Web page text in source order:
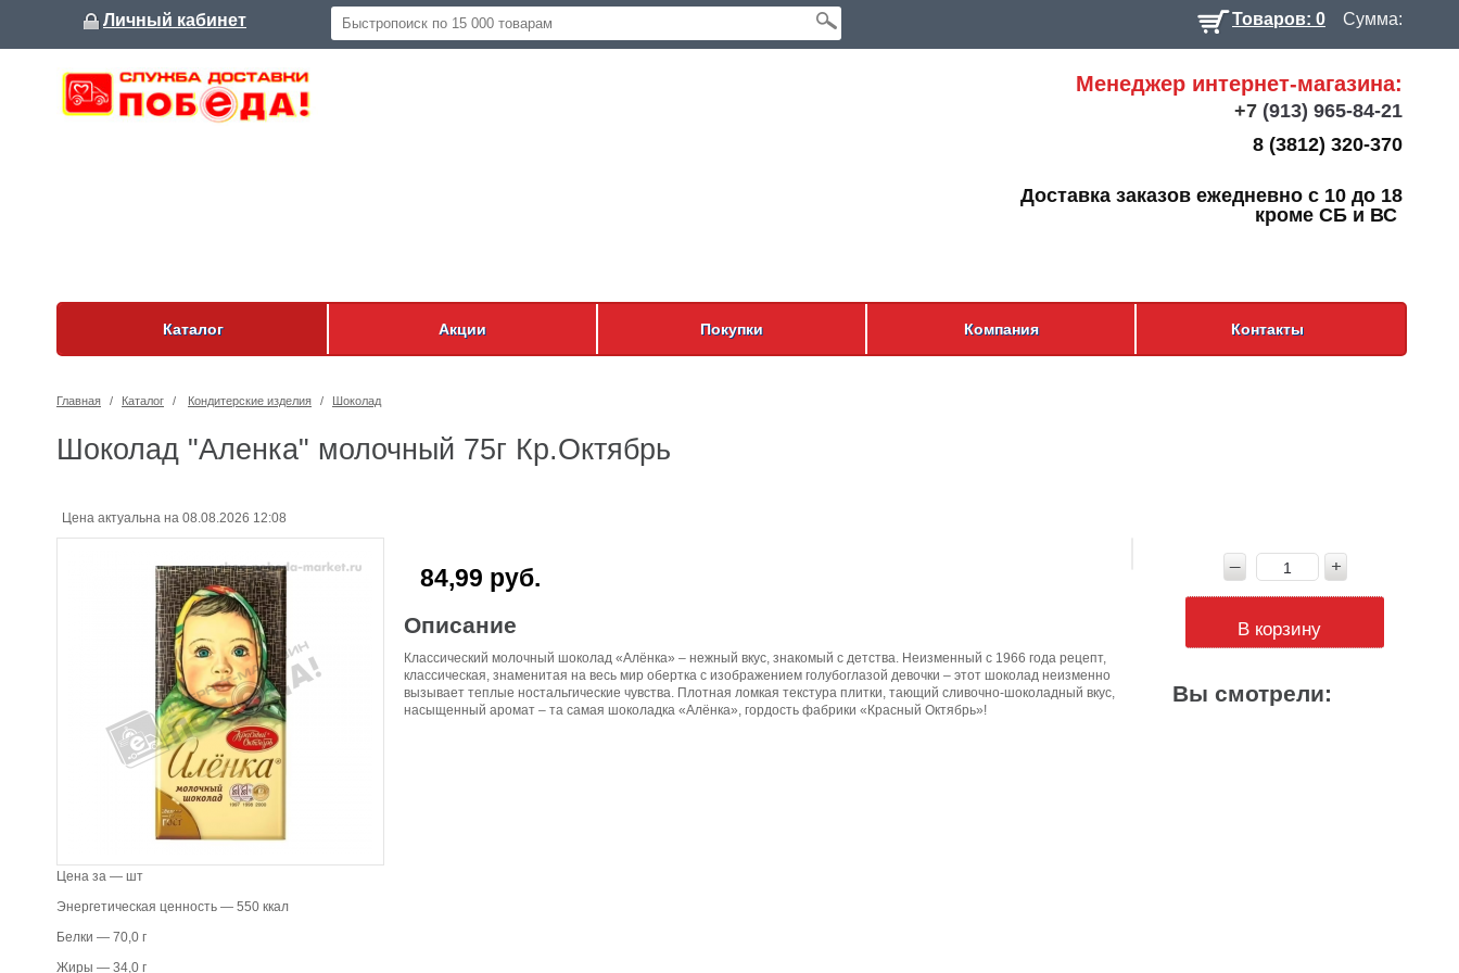
Личный кабинет Товаров: 0 Сумма:
Менеджер интернет-магазина:
+7 (913) 965-84-21
8 (3812) 320-370
Доставка заказов ежедневно с 10 до 18
кроме СБ и ВС
Каталог Акции Покупки Компания Контакты
Главная / Каталог / Кондитерские изделия / Шоколад
Шоколад "Аленка" молочный 75г Кр.Октябрь
Цена актуальна на 08.08.2026 12:08
84,99 руб.
Описание
Классический молочный шоколад «Алёнка» – нежный вкус, знакомый с детства. Неизменный с 1966 года рецепт,
классическая, знаменитая на весь мир обертка с изображением голубоглазой девочки – этот шоколад неизменно
вызывает теплые ностальгические чувства. Плотная ломкая текстура плитки, тающий сливочно-шоколадный вкус,
насыщенный аромат – та самая шоколадка «Алёнка», гордость фабрики «Красный Октябрь»!
В корзину
Вы смотрели:
Цена за — шт
Энергетическая ценность — 550 ккал
Белки — 70,0 г
Жиры — 34,0 г